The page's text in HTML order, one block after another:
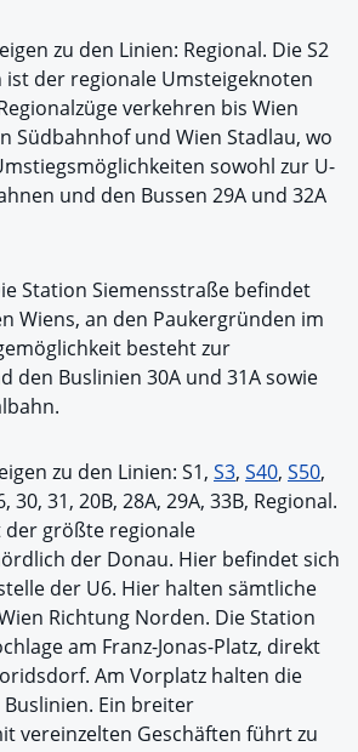
zu den Linien: Regional. Die S2
der regionale Umsteigeknoten
verkehren bis Wien
Südbahnhof und Wien Stadlau, wo
sowohl zur U-
und den Bussen 29A und 32A
Station Siemensstraße befindet
Wiens, an den Paukergründen im
besteht zur
den Buslinien 30A und 31A sowie
zu den Linien: S1, S3, S40, S50,
30, 31, 20B, 28A, 29A, 33B, Regional.
der größte regionale
der Donau. Hier befindet sich
der U6. Hier halten sämtliche
Richtung Norden. Die Station
am Franz-Jonas-Platz, direkt
Am Vorplatz halten die
Ein breiter
vereinzelten Geschäften führt zu